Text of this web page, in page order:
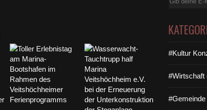
#Kultur
#Wirtschaft
#Gemeinde